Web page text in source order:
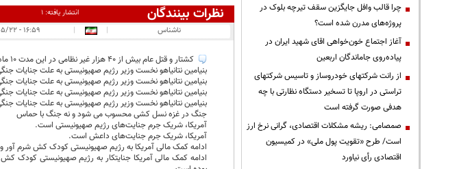
نظرات بینندگان انتشار یافته:۱
ناشناس |
| ۱۶:۵۹ - ۱۴۰۳/۰۵/۲۲
کشتار و قتل عام بیش از 40 هزار غیر نظامی در این مدت 10 ماه در غزه فاجعه انسانی بوده است
بنیامین نتانیاهو نخست وزیر رژیم صهیونیستی به علت جنایات
بنیامین نتانیاهو نخست وزیر رژیم صهیونیستی به علت جنایات
بنیامین نتانیاهو نخست وزیر رژیم صهیونیستی به علت جنایات
بنیامین نتانیاهو نخست وزیر رژیم صهیونیستی به علت جنایات
جنگ در غزه نسل کشی محسوب می شود و نه جنگ با حماس
آمریکا، شریک جرم جنایت‌های رژیم صهیونیستی است.
آمریکا، شریک جرم جنایت‌های داعش است.
ادامه کمک مالی آمریکا به رژیم صهیونیستی کودک کش شرم آور
چرا قالب وافل جایگزین سقف تیرچه بلوک در
پروژه‌های مدرن شده است؟
آغاز اجتماع خون‌خواهی اقای شهید ایران در
پیاده‌روی جاماندگان اربعین
از رانت‌ شرکتهای خودروساز و تاسیس شرکتهای
تراستی در اروپا تا تسخیر دستگاه نظارتی با چه
هدفی صورت گرفته است
صمصامی: ریشه مشکلات اقتصادی، گرانی نرخ ارز
است/ طرح «تقویت پول ملی» در کمیسیون
اقتصادی رأی نیاورد